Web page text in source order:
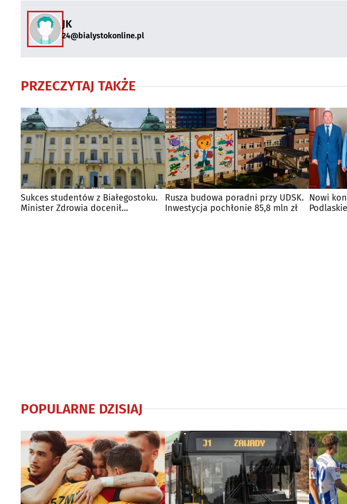
JK
24@bialystokonline.pl
PRZECZYTAJ TAKŻE
Sukces studentów z Białegostoku.
Minister Zdrowia docenił
Rusza budowa poradni przy UDSK.
Inwestycja pochłonie 85,8 mln zł
Nowi
POPULARNE DZISIAJ